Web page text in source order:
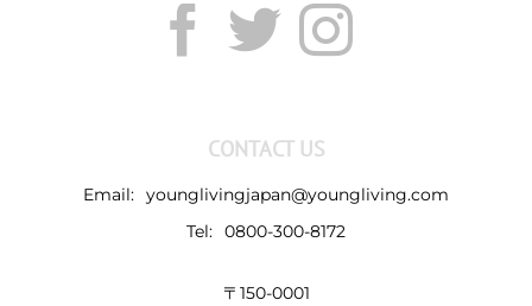
CONTACT US
Email: younglivingjapan@youngliving.com
Tel: 0800-300-8172
〒150-0001